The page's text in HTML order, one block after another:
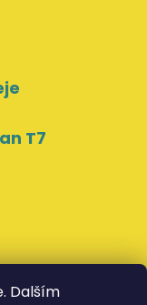
Dalším
T7